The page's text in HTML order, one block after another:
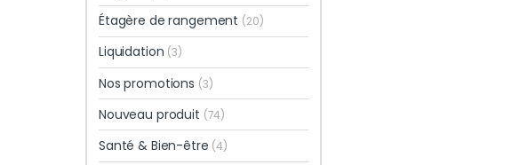
Étagère de rangement (20)
Liquidation (3)
Nos promotions (3)
Nouveau produit (74)
Santé & Bien-être (4)